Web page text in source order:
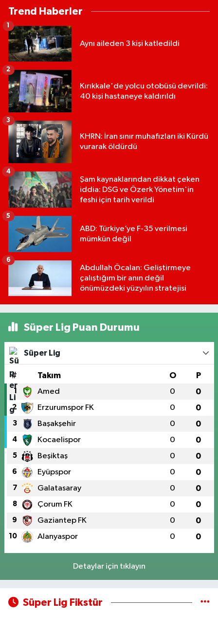
Trend Haberler
Aynı aileden 3 kişi katledildi
Kırıkkale'de yolcu otobüsü devrildi:
40 kişi hastaneye kaldırıldı
2
KHRN: İran sınır muhafızları iki Kürdü
vurarak öldürdü
3
Şam kaynaklarından dikkat çeken
iddia: DSG ve Özerk Yönetim'in
feshi için tarih verildi
4
ABD: Türkiye’ye F-35 verilmesi
mümkün değil
5
Abdullah Öcalan: Geliştirmeye
çalıştığım bir anın değil
önümüzdeki yüzyılın stratejisi
6
Süper Lig Puan Durumu
Süper Lig
# Takım O P
1 Amed 0 0
2 Erzurumspor FK 0 0
3 Başakşehir 0 0
4 Kocaelispor 0 0
5 Beşiktaş 0 0
6 Eyüpspor 0 0
7 Galatasaray 0 0
8 Çorum FK 0 0
9 Gaziantep FK 0 0
10 Alanyaspor 0 0
Detaylar için tıklayın
Süper Lig Fikstür